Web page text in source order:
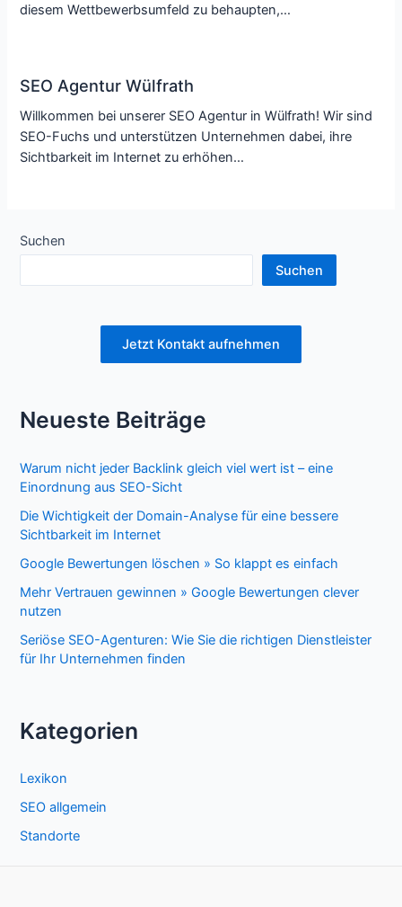
diesem Wettbewerbsumfeld zu behaupten,…
SEO Agentur Wülfrath
Willkommen bei unserer SEO Agentur in Wülfrath! Wir sind
SEO-Fuchs und unterstützen Unternehmen dabei, ihre
Sichtbarkeit im Internet zu erhöhen…
Suchen
Suchen
Jetzt Kontakt aufnehmen
Neueste Beiträge
Warum nicht jeder Backlink gleich viel wert ist – eine
Einordnung aus SEO-Sicht
Die Wichtigkeit der Domain-Analyse für eine bessere
Sichtbarkeit im Internet
Google Bewertungen löschen » So klappt es einfach
Mehr Vertrauen gewinnen » Google Bewertungen clever
nutzen
Seriöse SEO-Agenturen: Wie Sie die richtigen Dienstleister
für Ihr Unternehmen finden
Kategorien
Lexikon
SEO allgemein
Standorte